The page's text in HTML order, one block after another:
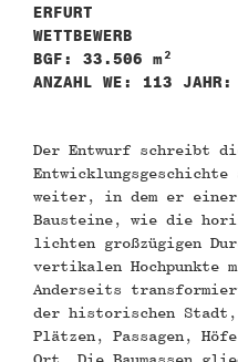
ERFURT
WETTBEWERB
BGF: 33.506 m²
ANZAHL WE: 113
Der Entwurf schreibt
Entwicklungsgeschichte
weiter, in dem er
Bausteine, wie die
lichten großzügigen
vertikalen Hochpunkte
Anderseits
der historischen
Plätzen, Passagen,